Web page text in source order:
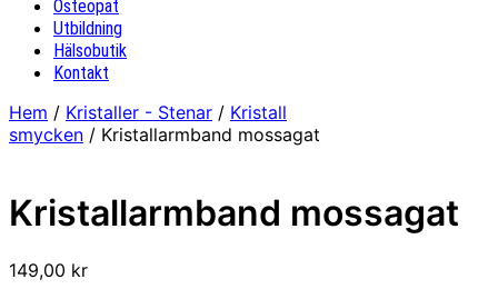
Osteopat
Utbildning
Hälsobutik
Kontakt
Hem / Kristaller - Stenar / Kristall
smycken / Kristallarmband mossagat
Kristallarmband mossagat
149,00 kr